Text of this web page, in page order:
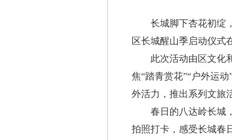
长城脚下杏花初绽，
区长城醒山季启动仪式
此次活动由区文化和
焦“踏青赏花”“户外运
外活力，推出系列文旅
春日的八达岭长城，
拍照打卡，感受长城春